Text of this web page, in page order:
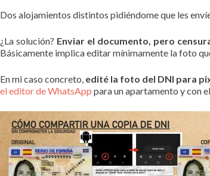
Dos alojamientos distintos pidiéndome que les
¿La solución? Enviar el documento, pero
Básicamente implica editar mínimamente la foto
En mi caso concreto, edité la foto del DNI para
el editor de WhatsApp para un apartamento y con